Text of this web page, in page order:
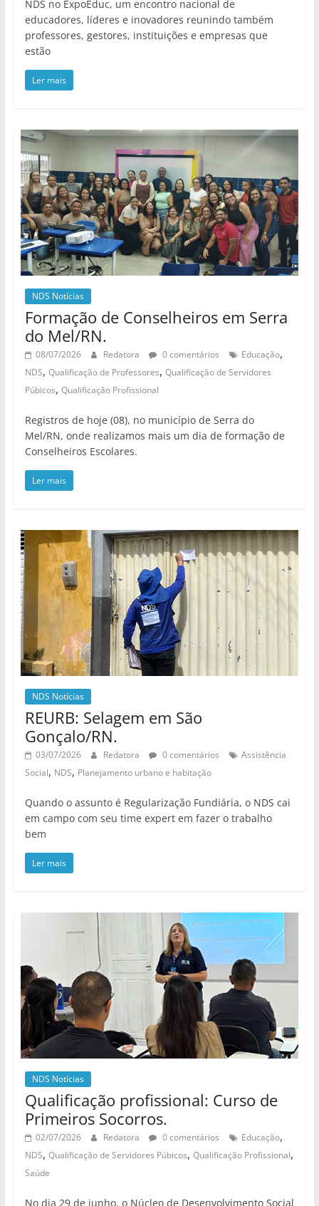
NDS no ExpoEduc, um encontro nacional de
educadores, líderes e inovadores reunindo também
professores, gestores, instituições e empresas que
estão
Ler mais
NDS Notícias
Formação de Conselheiros em Serra
do Mel/RN.
08/07/2026 Redatora 0 comentários Educação,
NDS, Qualificação de Professores, Qualificação de Servidores
Púbicos, Qualificação Profissional
Registros de hoje (08), no município de Serra do
Mel/RN, onde realizamos mais um dia de formação de
Conselheiros Escolares.
Ler mais
NDS Notícias
REURB: Selagem em São
Gonçalo/RN.
03/07/2026 Redatora 0 comentários
Assistência
Social, NDS, Planejamento urbano e habitação
Quando o assunto é Regularização Fundiária, o NDS cai
em campo com seu time expert em fazer o trabalho
bem
Ler mais
NDS Notícias
Qualificação profissional: Curso de
Primeiros Socorros.
02/07/2026 Redatora 0 comentários Educação,
NDS, Qualificação de Servidores Púbicos, Qualificação Profissional,
Saúde
No dia 29 de junho, o Núcleo de Desenvolvimento Social